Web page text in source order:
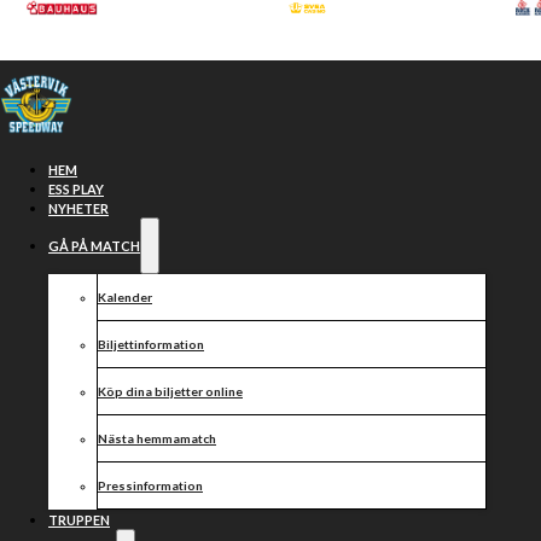
Hoppa till huvudinnehåll
HEM
ESS PLAY
NYHETER
GÅ PÅ MATCH
Kalender
Biljettinformation
Köp dina biljetter online
Nästa hemmamatch
Pressinformation
TRUPPEN
Vi inleder
veckan med